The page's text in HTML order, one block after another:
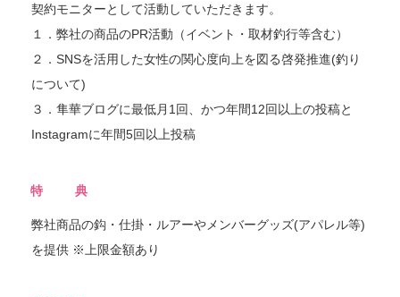
契約モニターとして活動していただきます。
１．弊社の商品のPR活動（イベント・取材釣行等含む）
２．SNSを活用した女性の関心度向上を図る啓発推進(釣り
について)
３．隼華ブログに最低月1回、かつ年間12回以上の投稿と
Instagramに年間5回以上投稿
特 典
弊社商品の鈎・仕掛・ルアーやメンバーグッズ(アパレル等)
を提供 ※上限金額あり